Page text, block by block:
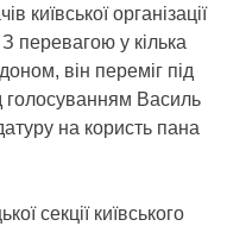
київської організації
перевагою у кілька
він переміг під
голосуванням Василь
на користь пана
секції київського